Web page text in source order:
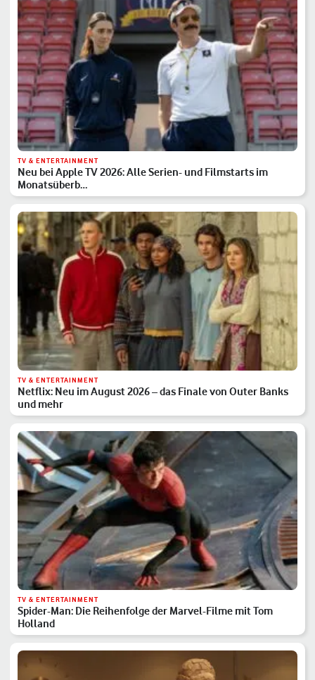
TV & ENTERTAINMENT
Neu bei Apple TV 2026: Alle Serien- und Filmstarts im
Monatsüberb…
TV & ENTERTAINMENT
Netflix: Neu im August 2026 – das Finale von Outer Banks
und mehr
TV & ENTERTAINMENT
Spider-Man: Die Reihenfolge der Marvel-Filme mit Tom
Holland